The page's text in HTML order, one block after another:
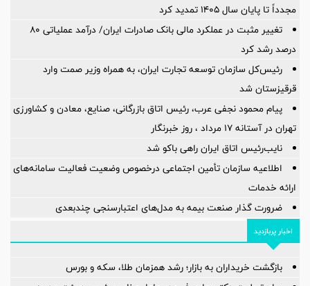
مجدداً تا پایان سال ۱۴۰۵ تمدید کرد
تغییر مثبت در عملکرد مالی بانک صادرات ایران/ درآمد عملیاتی 80
درصد رشد کرد
رئیس‌کل سازمان توسعه تجارت ایران، به همراه وزیر صمت وارد
قرقیزستان شد
پیام محمود نجفی عرب، رئیس اتاق بازرگانی، صنایع، معادن و کشاورزی
تهران در آستانه 17 مرداد ، روز خبرنگار
نایب‌رئیس اتاق ایران راهی باکو شد
اطلاعیه سازمان تأمین اجتماعی درخصوص وضعیت فعالیت سامانه‌های
ارائه خدمات
ضرورت گذار صنعت بیمه به مدل‌های اعتبارسنجی چندبعدی
اخبار پربازدید
بازگشت خریداران به بازار؛ رشد همزمان طلا، سکه و بورس